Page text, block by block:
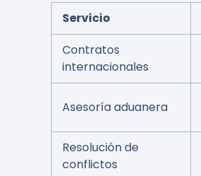
Servicio
Contratos
internacionales
Asesoría aduanera
Resolución de
conflictos